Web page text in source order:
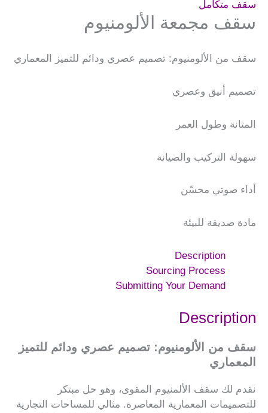
سقف متكامل
سقف مجمعة الألومنيوم
سقف من الألومنيوم: تصميم عصري ودائم للتميز المعماري
تصميم أنيق وعصري
المتانة وطول العمر
سهولة التركيب والصيانة
أداء صوتي محسّن
مادة صديقة للبيئة
Description
Sourcing Process
Submitting Your Demand
Description
سقف من الألومنيوم: تصميم عصري ودائم للتميز
المعماري
نقدم لك سقف الألمنيوم المقوى، وهو حل مبتكر
للتصميمات المعمارية المعاصرة. مثالي للمساحات التجارية